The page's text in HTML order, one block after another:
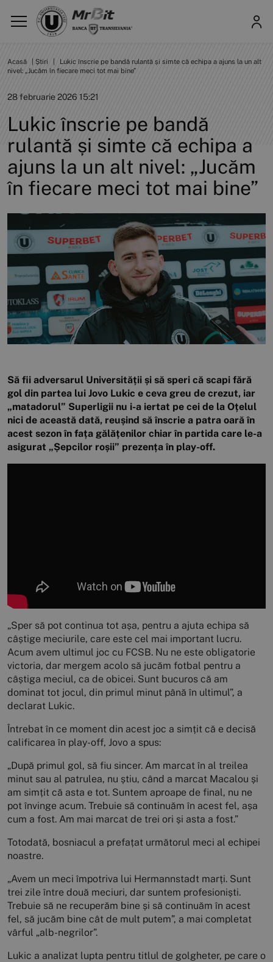
Acasă Știri
Lukic înscrie pe bandă rulantă și simte că echipa a ajuns la un alt
nivel: „Jucăm în fiecare meci tot mai bine”
28 februarie 2026 15:21
Lukic înscrie pe bandă
rulantă și simte că echipa a
ajuns la un alt nivel: „Jucăm
în fiecare meci tot mai bine”
Să fii adversarul Universității și să speri că scapi fără
gol din partea lui Jovo Lukic e ceva greu de crezut, iar
„matadorul” Superligii nu i-a iertat pe cei de la Oțelul
nici de această dată, reușind să înscrie a patra oară în
acest sezon în fața gălățenilor chiar în partida care le-a
asigurat „Șepcilor roșii” prezența în play-off.
„Sper să pot continua tot așa, pentru a ajuta echipa să
câștige meciurile, care este cel mai important lucru.
Acum avem ultimul joc cu FCSB. Nu ne este obligatorie
victoria, dar mergem acolo să jucăm fotbal pentru a
câștiga meciul, ca de obicei. Sunt bucuros că am
dominat tot jocul, din primul minut până în ultimul”, a
declarat Lukic.
Întrebat în ce moment din acest joc a simțit că e decisă
calificarea în play-off, Jovo a spus:
„După primul gol, să fiu sincer. Am marcat în al treilea
minut sau al patrulea, nu știu, când a marcat Macalou și
am simțit că asta e tot. Suntem aproape de final, nu ne
pot învinge acum. Trebuie să continuăm în acest fel, așa
cum a fost. Am mai marcat de trei ori și asta a fost.”
Totodată, bosniacul a prefațat următorul meci al echipei
noastre.
„Avem un meci împotriva lui Hermannstadt marți. Sunt
trei zile între două meciuri, dar suntem profesioniști.
Trebuie să ne recuperăm bine și să continuăm în acest
fel, să jucăm bine cât de mult putem”, a mai completat
vârful „alb-negrilor”.
Lukic a analizat lupta pentru titlul de golgheter, pe care o